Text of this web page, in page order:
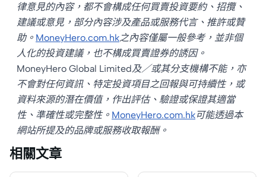
律意見的內容，都不會構成任何買賣投資要約、招攬、
建議或意見，部分內容涉及產品或服務代言、推許或贊
助。 MoneyHero.com.hk之內容僅屬一般參考，並非個
人化的投資建議，也不構成買賣證券的誘因。
MoneyHero Global Limited及／或其分支機構不能，亦
不會對任何資訊、特定投資項目之回報與可持續性，或
資料來源的潛在價值，作出評估、驗證或保證其適當
性、準確性或完整性。 MoneyHero.com.hk可能透過本
網站所提及的品牌或服務收取報酬。
相關文章